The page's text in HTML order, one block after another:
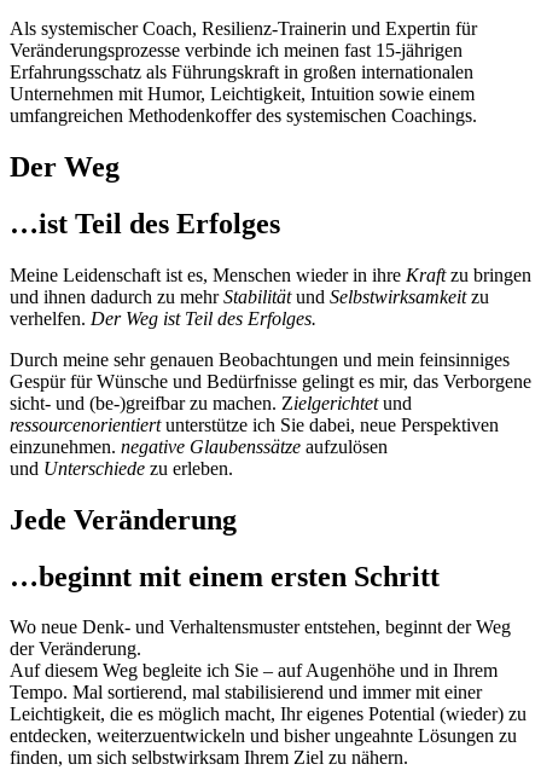
Als systemischer Coach, Resilienz-Trainerin und Expertin für
Veränderungsprozesse verbinde ich meinen fast 15-jährigen
Erfahrungsschatz als Führungskraft in großen internationalen
Unternehmen mit Humor, Leichtigkeit, Intuition sowie einem
umfangreichen Methodenkoffer des systemischen Coachings.
Der Weg
…ist Teil des Erfolges
Meine Leidenschaft ist es, Menschen wieder in ihre Kraftzu bringen
und ihnen dadurch zu mehrStabilitätund Selbstwirksamkeitzu
verhelfen. Der Weg ist Teil des Erfolges.
Durch meine sehr genauen Beobachtungen und mein feinsinniges
Gespür für Wünsche und Bedürfnisse gelingt es mir, das Verborgene
sicht- und (be-)greifbar zu machen. Zielgerichtetund
ressourcenorientiertunterstütze ich Sie dabei, neue Perspektiven
einzunehmen. negative Glaubenssätze aufzulösen
und Unterschiede zu erleben.
Jede Veränderung
…beginnt mit einem ersten Schritt
Wo neue Denk- und Verhaltensmuster entstehen, beginnt der Weg
der Veränderung.
Auf diesem Weg begleite ich Sie – auf Augenhöhe und in Ihrem
Tempo. Mal sortierend, mal stabilisierend und immer mit einer
Leichtigkeit, die es möglich macht, Ihr eigenes Potential (wieder) zu
entdecken, weiterzuentwickeln und bisher ungeahnte Lösungen zu
finden, um sich selbstwirksam Ihrem Ziel zu nähern.